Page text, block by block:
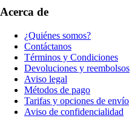
Acerca de
¿Quiénes somos?
Contáctanos
Términos y Condiciones
Devoluciones y reembolsos
Aviso legal
Métodos de pago
Tarifas y opciones de envío
Aviso de confidencialidad